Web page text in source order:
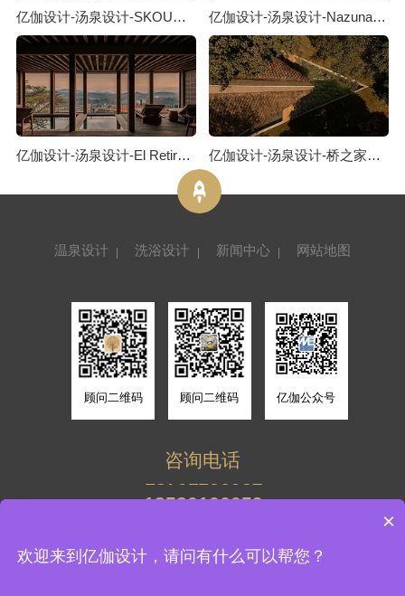
亿伽设计-汤泉设计-SKOURA泳池度假屋：从摩洛哥斯库拉沙漠汲取灵感 亿伽设计-汤泉设计-Nazuna Kyoto町屋酒店：记忆与生活方式的物质载体
亿伽设计-汤泉设计-El Retiro Spa馆：建筑摒弃了“立面”的概念 亿伽设计-汤泉设计-桥之家汤泉度假屋：逆境往往会催生创新
温泉设计 洗浴设计 新闻中心 网站地图
顾问二维码 顾问二维码 亿伽公众号
咨询电话
13701156952
13520106059
北京亿伽建筑环境设计有限公司 版权所有
×
欢迎来到亿伽设计，请问有什么可以帮您？